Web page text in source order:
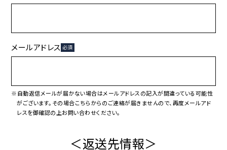
メールアドレス 必須
※自動返信メールが届かない場合はメールアドレスの記入が間違っている可能性
がございます。その場合こちらからのご連絡が届きませんので、再度メールアド
レスを御確認の上お問い合わせください。
＜返送先情報＞